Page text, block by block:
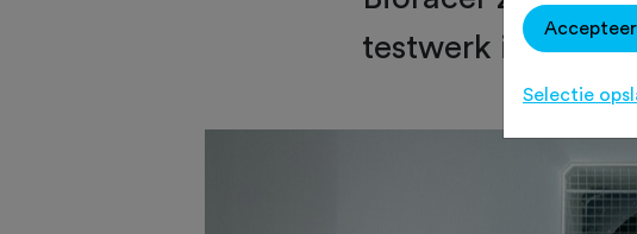
testwerk in het
Selectie